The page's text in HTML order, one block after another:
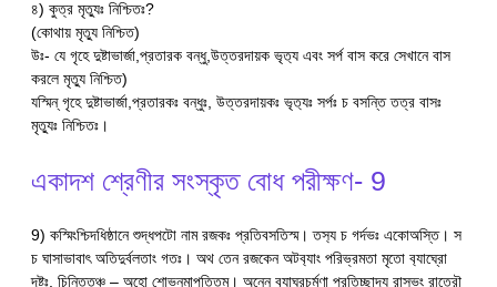
৪) কুত্র মৃত‍্যুঃ নিশ্চিতঃ?
(কোথায় মৃত‍্যু নিশ্চিত)
উঃ- যে গৃহে দুষ্টাভার্জা,প্রতারক বন্ধু,উত্তরদায়ক ভৃত‍্য এবং সর্প বাস করে সেখানে বাস
করলে মৃত‍্যু নিশ্চিত)
যস্মিন্ গৃহে দুষ্টাভার্জা,প্রতারকঃ বন্ধুঃ, উত্তরদায়কঃ ভৃত‍্যঃ সর্পঃ চ বসন্তি তত্র বাসঃ
মৃত‍্যুঃ নিশ্চিতঃ।
একাদশ শ্রেণীর সংস্কৃত বোধ পরীক্ষণ- 9
9) কস্মিংশ্চিদধিষ্ঠানে শুদ্ধপটো নাম রজকঃ প্রতিবসতিস্ম। তস‍্য চ গর্দভঃ একোঅস্তি। স
চ ঘাসাভাবাৎ অতিদুর্বলতাং গতঃ। অথ তেন রজকেন অটব‍্যাং পরিভ্রমতা মৃতো ব‍্যাঘ্রো
দৃষ্টঃ, চিন্তিতঞ্চ – অহো শোভনমাপতিতম্। অনেন ব‍্যাঘ্রচর্মণা প্রতিচ্ছাদ‍্য রাসভং রাত্রৌ